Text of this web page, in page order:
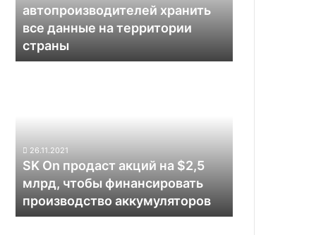
территории
страны
автопроизводителей хранить
все данные на территории
страны
млрд,
чтобы
финансировать
производство
аккумуляторов
26.11.2021
SK On продаст акций на $2,5
млрд, чтобы финансировать
производство аккумуляторов